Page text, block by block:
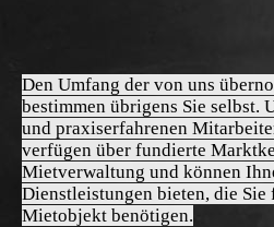
Den Umfang der von uns
bestimmen übrigens Sie selbst.
und praxiserfahrenen
verfügen über fundierte
Mietverwaltung und können
Dienstleistungen bieten, die
Mietobjekt benötigen.